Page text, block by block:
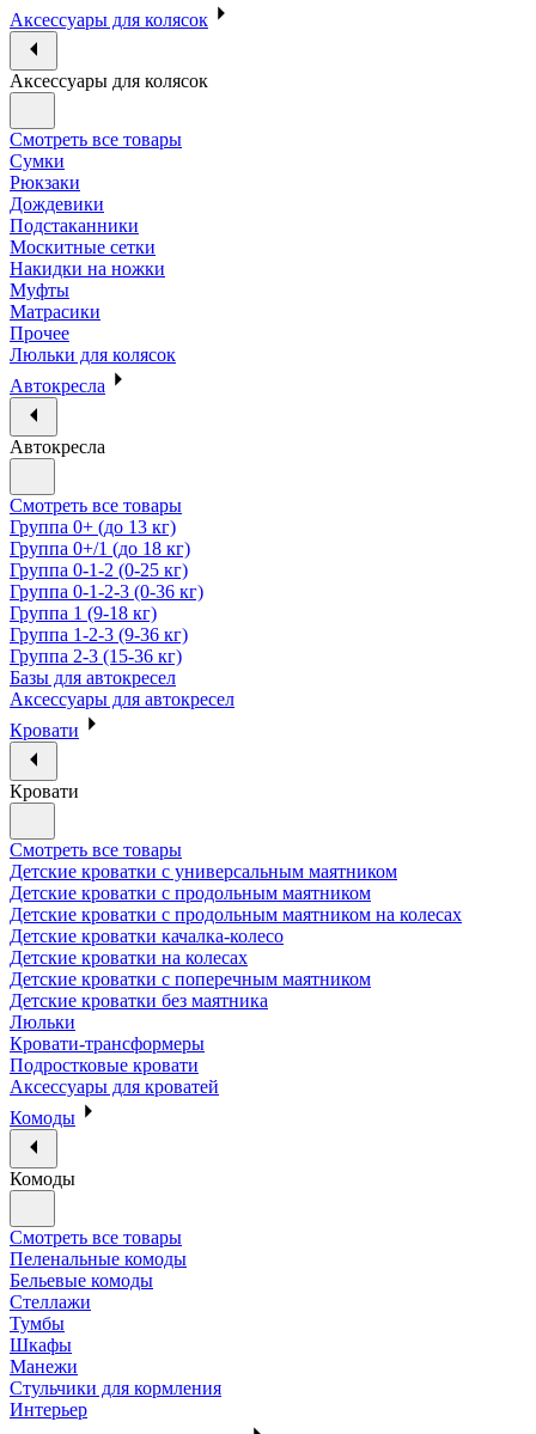
Аксессуары для колясок
Аксессуары для колясок
Смотреть все товары
Сумки
Рюкзаки
Дождевики
Подстаканники
Москитные сетки
Накидки на ножки
Муфты
Матрасики
Прочее
Люльки для колясок
Автокресла
Автокресла
Смотреть все товары
Группа 0+ (до 13 кг)
Группа 0+/1 (до 18 кг)
Группа 0-1-2 (0-25 кг)
Группа 0-1-2-3 (0-36 кг)
Группа 1 (9-18 кг)
Группа 1-2-3 (9-36 кг)
Группа 2-3 (15-36 кг)
Базы для автокресел
Аксессуары для автокресел
Кровати
Кровати
Смотреть все товары
Детские кроватки с универсальным маятником
Детские кроватки с продольным маятником
Детские кроватки с продольным маятником на колесах
Детские кроватки качалка-колесо
Детские кроватки на колесах
Детские кроватки с поперечным маятником
Детские кроватки без маятника
Люльки
Кровати-трансформеры
Подростковые кровати
Аксессуары для кроватей
Комоды
Комоды
Смотреть все товары
Пеленальные комоды
Бельевые комоды
Стеллажи
Тумбы
Шкафы
Манежи
Стульчики для кормления
Интерьер